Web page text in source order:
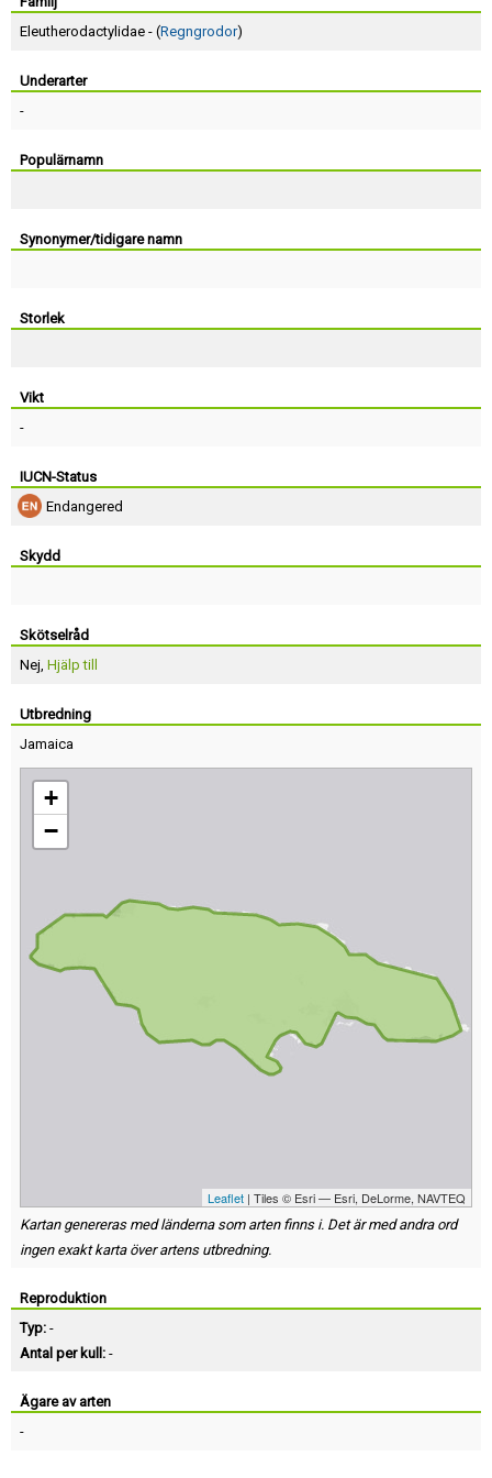
Eleutherodactylidae - (Regngrodor)
Underarter
-
Populärnamn
Synonymer/tidigare namn
Storlek
Vikt
-
IUCN-Status
Endangered
Skydd
Skötselråd
Nej, Hjälp till
Utbredning
Jamaica
+
−
Leaflet | Tiles © Esri — Esri, DeLorme, NAVTEQ
Kartan genereras med länderna som arten finns i. Det är med andra ord
ingen exakt karta över artens utbredning.
Reproduktion
Typ: -
Antal per kull: -
Ägare av arten
-